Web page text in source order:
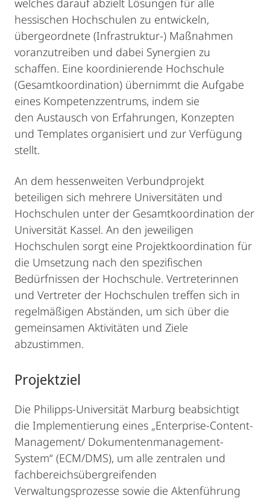
welches darauf abzielt Lösungen für alle
hessischen Hochschulen zu entwickeln,
übergeordnete (Infrastruktur-) Maßnahmen
voranzutreiben und dabei Synergien zu
schaffen. Eine koordinierende Hochschule
(Gesamtkoordination) übernimmt die Aufgabe
eines Kompetenzzentrums, indem sie
den Austausch von Erfahrungen, Konzepten
und Templates organisiert und zur Verfügung
stellt.
An dem hessenweiten Verbundprojekt
beteiligen sich mehrere Universitäten und
Hochschulen unter der Gesamtkoordination der
Universität Kassel. An den jeweiligen
Hochschulen sorgt eine Projektkoordination für
die Umsetzung nach den spezifischen
Bedürfnissen der Hochschule. Vertreterinnen
und Vertreter der Hochschulen treffen sich in
regelmäßigen Abständen, um sich über die
gemeinsamen Aktivitäten und Ziele
abzustimmen.
Projektziel
Die Philipps-Universität Marburg beabsichtigt
die Implementierung eines „Enterprise-Content-
Management/ Dokumentenmanagement-
System“ (ECM/DMS), um alle zentralen und
fachbereichsübergreifenden
Verwaltungsprozesse sowie die Aktenführung